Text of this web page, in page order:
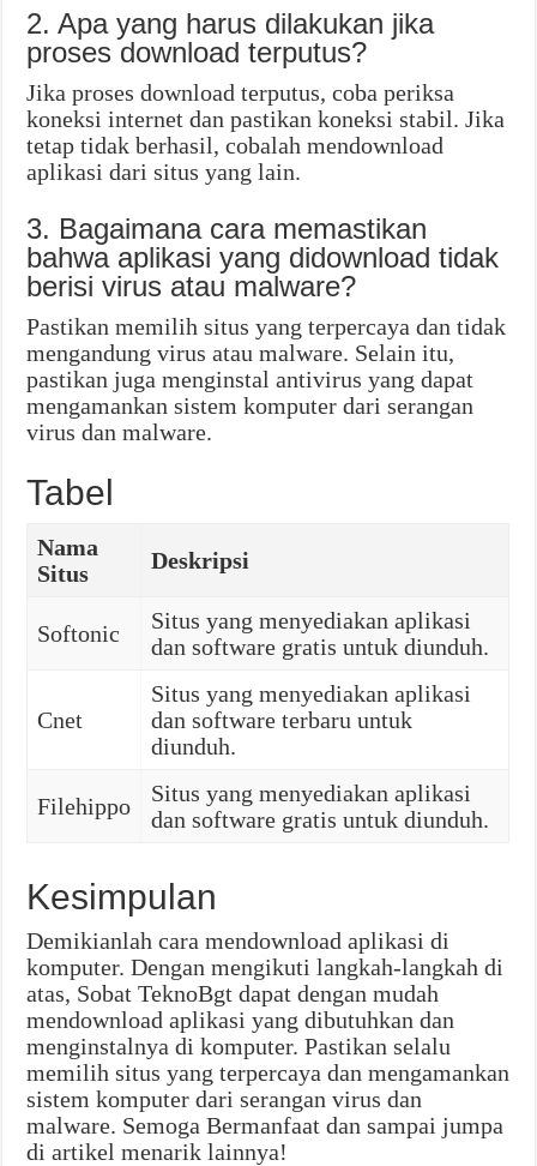
2. Apa yang harus dilakukan jika
proses download terputus?
Jika proses download terputus, coba periksa
koneksi internet dan pastikan koneksi stabil. Jika
tetap tidak berhasil, cobalah mendownload
aplikasi dari situs yang lain.
3. Bagaimana cara memastikan
bahwa aplikasi yang didownload tidak
berisi virus atau malware?
Pastikan memilih situs yang terpercaya dan tidak
mengandung virus atau malware. Selain itu,
pastikan juga menginstal antivirus yang dapat
mengamankan sistem komputer dari serangan
virus dan malware.
Tabel
Nama
Situs
Deskripsi
Softonic
Situs yang menyediakan aplikasi
dan software gratis untuk diunduh.
Cnet
Situs yang menyediakan aplikasi
dan software terbaru untuk
diunduh.
Filehippo
Situs yang menyediakan aplikasi
dan software gratis untuk diunduh.
Kesimpulan
Demikianlah cara mendownload aplikasi di
komputer. Dengan mengikuti langkah-langkah di
atas, Sobat TeknoBgt dapat dengan mudah
mendownload aplikasi yang dibutuhkan dan
menginstalnya di komputer. Pastikan selalu
memilih situs yang terpercaya dan mengamankan
sistem komputer dari serangan virus dan
malware. Semoga Bermanfaat dan sampai jumpa
di artikel menarik lainnya!